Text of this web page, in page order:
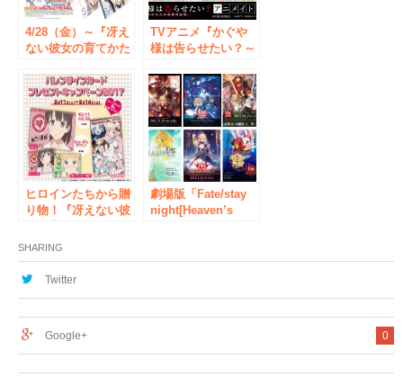
4/28（金）～『冴え
ない彼女の育てかた
アメイドカフェ』コ
ラボカフェ開催！
TVアニメ『かぐや
様は告らせたい？～
戦～』のイベント
「かぐや様は告らせ
たい？～天才たちの
恋愛頭脳戦～ アニ
メイトフェア」が開
催決定！
ヒロインたちから贈
り物！『冴えない彼
『魔法少女育成計
画』バレンタインキ
ャンペーンがジース
劇場版「Fate/stay
night[Heaven’s
ポスターを一挙掲出
SHARING
Twitter
0
Google+